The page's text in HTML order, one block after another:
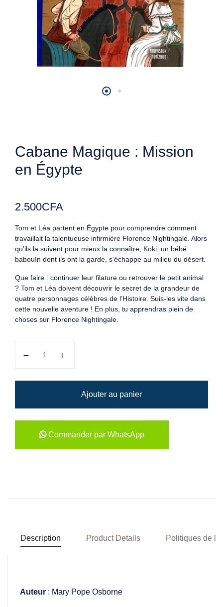
Cabane Magique : Mission
en Égypte
2.500CFA
Tom et Léa partent en Égypte pour comprendre comment
travaillait la talentueuse infirmière Florence Nightingale. Alors
qu’ils la suivent pour mieux la connaître, Koki, un bébé
babouín dont ils ont la garde, s’échappe au milieu du désert.
Que faire : continuer leur filature ou retrouver le petit animal
? Tom et Léa doivent découvrir le secret de la grandeur de
quatre personnages célèbres de l’Histoire. Suis-les vite dans
cette nouvelle aventure ! En plus, tu apprendras plein de
choses sur Florence Nightingale.
Ajouter au panier
Commander par WhatsApp
Description Product Details Politiques de la
Auteur : Mary Pope Osborne